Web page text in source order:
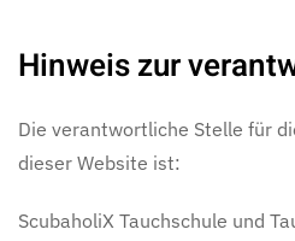
Hinweis zur
Die verantwortliche Stelle für
dieser Website ist:
ScubaholiX Tauchschule und